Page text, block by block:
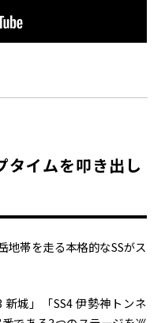
タイムを叩き出し
地帯を走る本格的なSSがス
新城」「SS4 伊勢神トンネ